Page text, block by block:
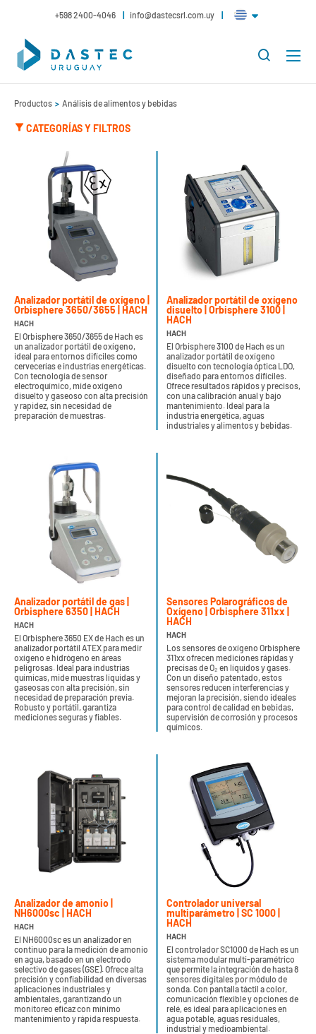
+598 2400-4046 info@dastecsrl.com.uy
Productos Análisis de alimentos y bebidas
CATEGORÍAS Y FILTROS
Analizador portátil de oxígeno |
Orbisphere 3650/3655 | HACH
HACH
El Orbisphere 3650/3655 de Hach es
un analizador portátil de oxígeno,
ideal para entornos difíciles como
cervecerías e industrias energéticas.
Con tecnología de sensor
electroquímico, mide oxígeno
disuelto y gaseoso con alta precisión
y rapidez, sin necesidad de
preparación de muestras.
Analizador portátil de oxígeno
disuelto | Orbisphere 3100 |
HACH
HACH
El Orbisphere 3100 de Hach es un
analizador portátil de oxígeno
disuelto con tecnología óptica LDO,
diseñado para entornos difíciles.
Ofrece resultados rápidos y precisos,
con una calibración anual y bajo
mantenimiento. Ideal para la
industria energética, aguas
industriales y alimentos y bebidas.
Analizador portátil de gas |
Orbisphere 6350 | HACH
HACH
El Orbisphere 3650 EX de Hach es un
analizador portátil ATEX para medir
oxígeno e hidrógeno en áreas
peligrosas. Ideal para industrias
químicas, mide muestras líquidas y
gaseosas con alta precisión, sin
necesidad de preparación previa.
Robusto y portátil, garantiza
mediciones seguras y fiables.
Sensores Polarográficos de
Oxígeno | Orbisphere 311xx |
HACH
HACH
Los sensores de oxígeno Orbisphere
311xx ofrecen mediciones rápidas y
precisas de O₂ en líquidos y gases.
Con un diseño patentado, estos
sensores reducen interferencias y
mejoran la precisión, siendo ideales
para control de calidad en bebidas,
supervisión de corrosión y procesos
químicos.
Analizador de amonio |
NH6000sc | HACH
HACH
El NH6000sc es un analizador en
continuo para la medición de amonio
en agua, basado en un electrodo
selectivo de gases (GSE). Ofrece alta
precisión y confiabilidad en diversas
aplicaciones industriales y
ambientales, garantizando un
monitoreo eficaz con mínimo
mantenimiento y rápida respuesta.
Controlador universal
multiparámetro | SC 1000 |
HACH
HACH
El controlador SC1000 de Hach es un
sistema modular multi-paramétrico
que permite la integración de hasta 8
sensores digitales por módulo de
sonda. Con pantalla táctil a color,
comunicación flexible y opciones de
relé, es ideal para aplicaciones en
agua potable, aguas residuales,
industrial y medioambiental.